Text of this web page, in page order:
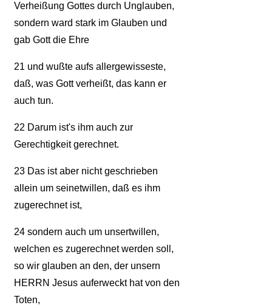
Verheißung Gottes durch Unglauben,
sondern ward stark im Glauben und
gab Gott die Ehre
21 und wußte aufs allergewisseste,
daß, was Gott verheißt, das kann er
auch tun.
22 Darum ist's ihm auch zur
Gerechtigkeit gerechnet.
23Das ist aber nicht geschrieben
allein um seinetwillen, daß es ihm
zugerechnet ist,
24sondern auch um unsertwillen,
welchen es zugerechnet werden soll,
so wir glauben an den, der unsern
HERRN Jesus auferweckt hat von den
Toten,